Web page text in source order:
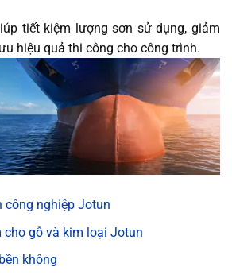
tiết kiệm lượng sơn sử dụng, giảm
hiệu quả thi công cho công trình.
công nghiệp Jotun
cho gỗ và kim loại Jotun
không